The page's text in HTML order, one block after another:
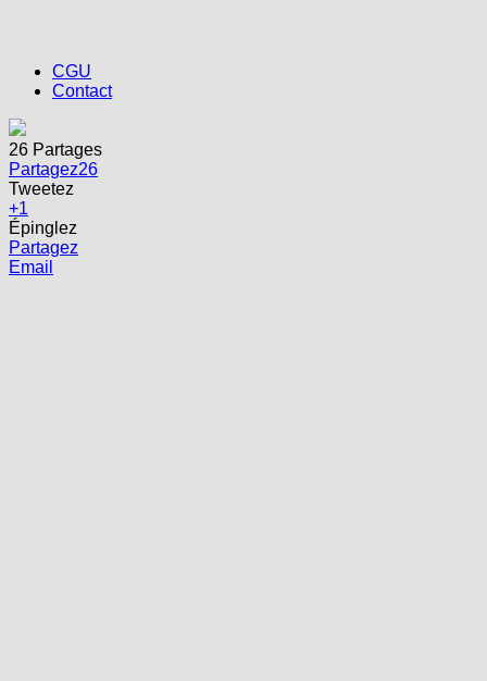
CGU
Contact
26 Partages
Partagez26
Tweetez
+1
Épinglez
Partagez
Email